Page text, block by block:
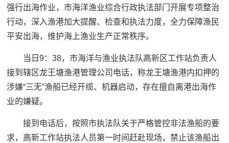
强行出海作业，市海洋渔业综合行政执法部门开展专项整治
行动，深入渔港加大提醒、检查和执法力度，全力保障渔民
平安出海，维护海上渔业生产正常秩序。
当日9：38，市海洋与渔业执法队高新区工作站负责人
接到辖区龙王塘渔港管理公司电话，称龙王塘渔港内扣押的
涉嫌“三无”渔船已经开缆、机器启动，存在擅自离港出海作
业的嫌疑。
接到电话后，按照市执法队关于严格管控非法渔船的要
求，高新工作站执法人员第一时间赶赴现场，禁止该渔船出